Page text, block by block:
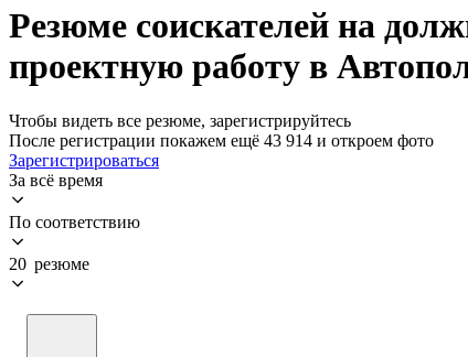
Резюме соискателей на
проектную работу в
Чтобы видеть все резюме, зарегистрируйтесь
После регистрации покажем ещё 43 914 и откроем фото
Зарегистрироваться
За всё время
По соответствию
20 резюме